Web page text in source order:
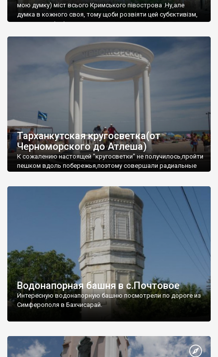
мою думку) міст всього Кримського півострова .Ну,але
думка в кожного своя, тому щоби розвіяти цей субєктивізм,
запрошую відвідати це
Тарханкутская кругосветка(от
Черноморского до Атлеша)
К сожалению настоящей "кругосветки" не получилось,пройти
пешком вдоль побережья,поэтому совершали радиальные
Водонапорная башня в с.Почтовое
Интересную водонапорную башню посмотрели по дороге из
Симферополя в Бахчисарай.